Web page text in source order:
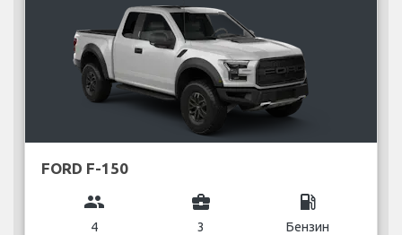
FORD F-150
group
4
business_center
3
local_gas_station
Бензин